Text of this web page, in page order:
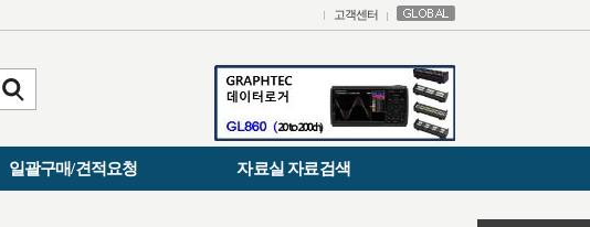
고객센터
일괄구매/견적요청 자료실 자료검색